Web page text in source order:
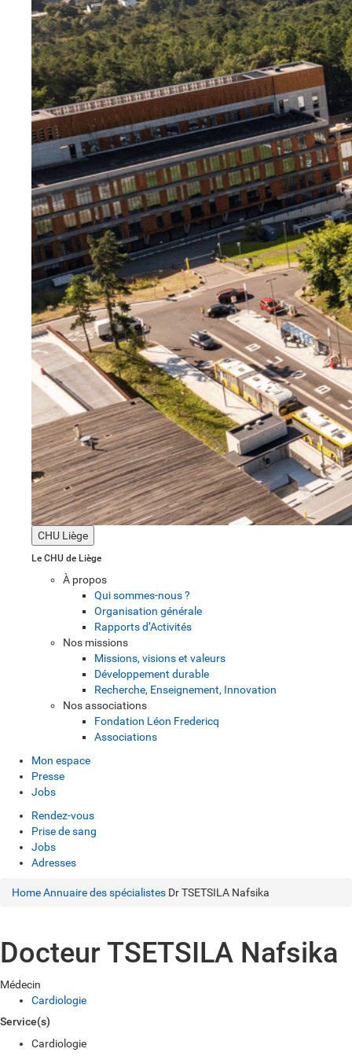
CHU Liège
Le CHU de Liège
À propos
Qui sommes-nous ?
Organisation générale
Rapports d’Activités
Nos missions
Missions, visions et valeurs
Développement durable
Recherche, Enseignement, Innovation
Nos associations
Fondation Léon Fredericq
Associations
Mon espace
Presse
Jobs
Rendez-vous
Prise de sang
Jobs
Adresses
HomeAnnuaire des spécialistes Dr TSETSILA Nafsika
Docteur TSETSILA Nafsika
Médecin
Cardiologie
Service(s)
Cardiologie